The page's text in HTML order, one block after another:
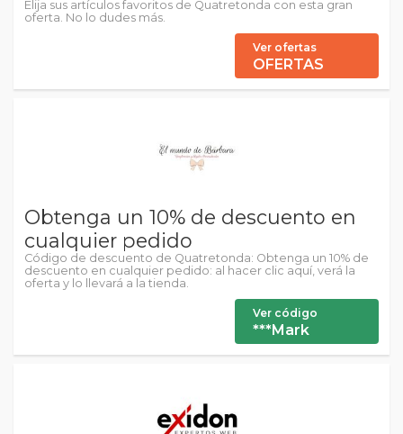
Elija sus artículos favoritos de Quatretonda con esta gran
oferta. No lo dudes más.
Ver ofertas
OFERTAS
Obtenga un 10% de descuento en
cualquier pedido
Código de descuento de Quatretonda: Obtenga un 10% de
descuento en cualquier pedido: al hacer clic aquí, verá la
oferta y lo llevará a la tienda.
Ver código
***Mark